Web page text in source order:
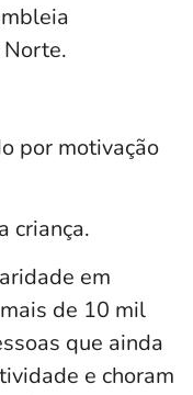
por motivação
criança.
em
de 10 mil
que ainda
e choram